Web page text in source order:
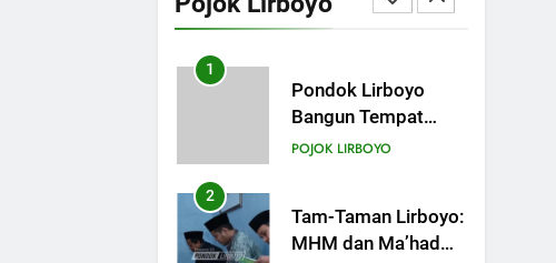
Khusus Sambangan
POJOK LIRBOYO
2
Tam-Taman Lirboyo:
MHM dan Ma’had
Aly Gelar Koreksian
POJOK LIRBOYO
3
Mudir Aam Ma’had
Aly Sampaikan